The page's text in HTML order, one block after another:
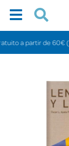
a partir de 60€